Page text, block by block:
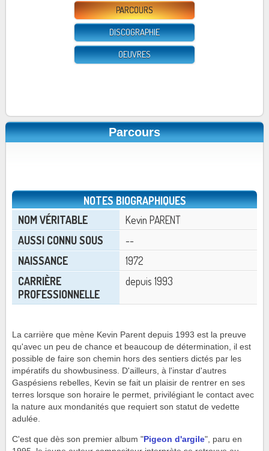
PARCOURS
DISCOGRAPHIE
OEUVRES
Parcours
NOTES BIOGRAPHIQUES
NOM VÉRITABLE
Kevin PARENT
AUSSI CONNU SOUS
--
NAISSANCE
1972
CARRIÈRE
PROFESSIONNELLE
depuis 1993
La carrière que mène Kevin Parent depuis 1993 est la preuve
qu'avec un peu de chance et beaucoup de détermination, il est
possible de faire son chemin hors des sentiers dictés par les
impératifs du showbusiness. D'ailleurs, à l'instar d'autres
Gaspésiens rebelles, Kevin se fait un plaisir de rentrer en ses
terres lorsque son horaire le permet, privilégiant le contact avec
la nature aux mondanités que requiert son statut de vedette
adulée.
C'est que dès son premier album " Pigeon d'argile", paru en